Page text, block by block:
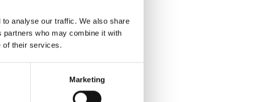
analyse our traffic. We also share
who may combine it with
of their services.
Marketing
og